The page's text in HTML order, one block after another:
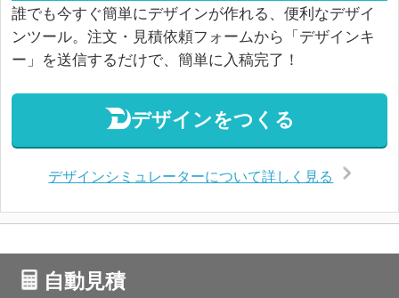
誰でも今すぐ簡単にデザインが作れる、便利なデザイ
ンツール。注文・見積依頼フォームから「デザインキ
ー」を送信するだけで、簡単に入稿完了！
デザインをつくる
デザインシミュレーターについて詳しく見る
自動見積